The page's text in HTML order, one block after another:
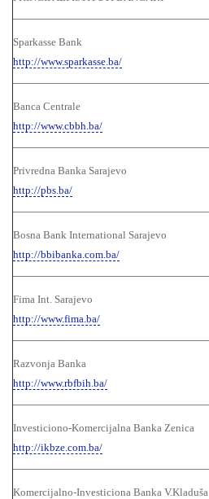
Sparkasse Bank
http://www.sparkasse.ba/
Banca Centrale
http://www.cbbh.ba/
Privredna Banka Sarajevo
http://pbs.ba/
Bosna Bank International Sarajevo
http://bbibanka.com.ba/
Fima Int. Sarajevo
http://www.fima.ba/
Razvonja Banka
http://www.rbfbih.ba/
Investiciono-Komercijalna Banka Zenica
http://ikbze.com.ba/
Komercijalno-Investiciona Banka V.Kladuša